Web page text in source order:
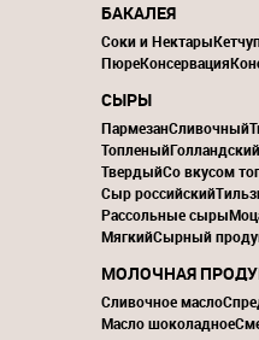
БАКАЛЕЯ
Соки и Нектары
ПюреКонсервация
СЫРЫ
ПармезанСливочный
ТопленыйГолландский
ТвердыйСо вкусом
Сыр российский
Рассольные сыры
МягкийСырный
МОЛОЧНАЯ
Сливочное масло
Масло шоколадное